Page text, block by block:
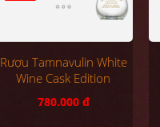
Rượu Tamnavulin White
Wine Cask Edition
780.000 đ